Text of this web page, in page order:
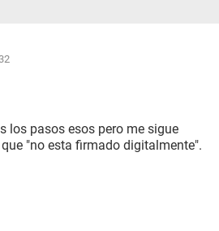
los pasos esos pero me sigue
"no esta firmado digitalmente".